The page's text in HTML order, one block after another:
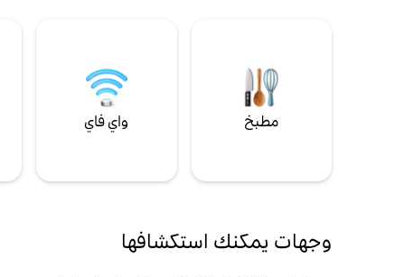
مطبخ واي فاي
وجهات يمكنك استكشافها